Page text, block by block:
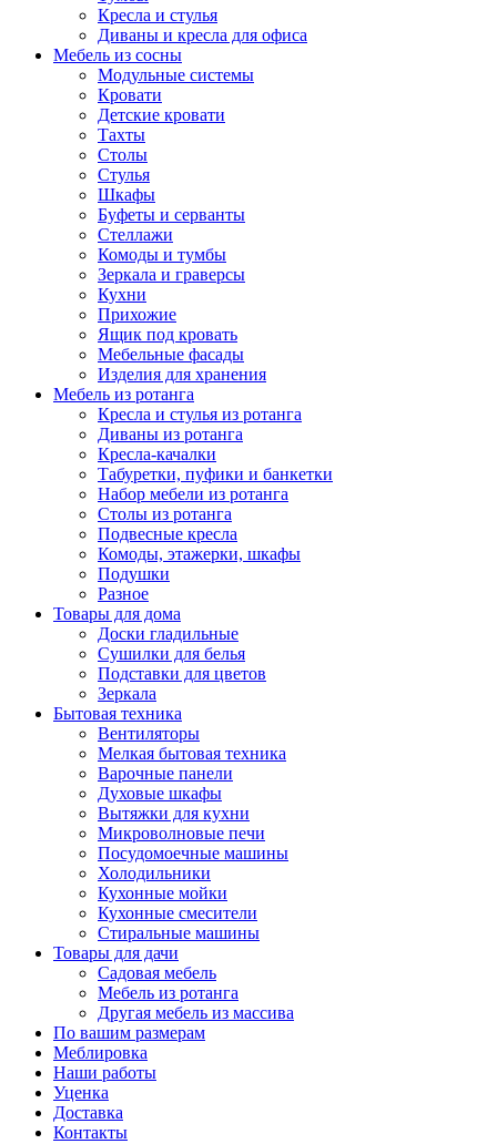
Кресла и стулья
Диваны и кресла для офиса
Мебель из сосны
Модульные системы
Кровати
Детские кровати
Тахты
Столы
Стулья
Шкафы
Буфеты и серванты
Стеллажи
Комоды и тумбы
Зеркала и граверсы
Кухни
Прихожие
Ящик под кровать
Мебельные фасады
Изделия для хранения
Мебель из ротанга
Кресла и стулья из ротанга
Диваны из ротанга
Кресла-качалки
Табуретки, пуфики и банкетки
Набор мебели из ротанга
Столы из ротанга
Подвесные кресла
Комоды, этажерки, шкафы
Подушки
Разное
Товары для дома
Доски гладильные
Сушилки для белья
Подставки для цветов
Зеркала
Бытовая техника
Вентиляторы
Мелкая бытовая техника
Варочные панели
Духовые шкафы
Вытяжки для кухни
Микроволновые печи
Посудомоечные машины
Холодильники
Кухонные мойки
Кухонные смесители
Стиральные машины
Товары для дачи
Садовая мебель
Мебель из ротанга
Другая мебель из массива
По вашим размерам
Меблировка
Наши работы
Уценка
Доставка
Контакты